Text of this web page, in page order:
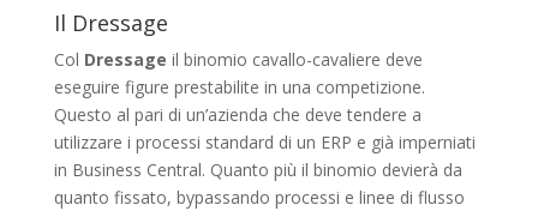
Il Dressage
Col Dressage il binomio cavallo-cavaliere deve
eseguire figure prestabilite in una competizione.
Questo al pari di un’azienda che deve tendere a
utilizzare i processi standard di un ERP e già imperniati
in Business Central. Quanto più il binomio devierà da
quanto fissato, bypassando processi e linee di flusso